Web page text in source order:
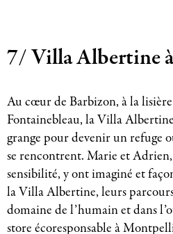
7/ Villa Albertine
Au cœur de Barbizon, à la
Fontainebleau, la Villa
grange pour devenir un refuge
se rencontrent. Marie et
sensibilité, y ont imaginé et
la Villa Albertine, leurs
domaine de l’humain et dans
store écoresponsable à